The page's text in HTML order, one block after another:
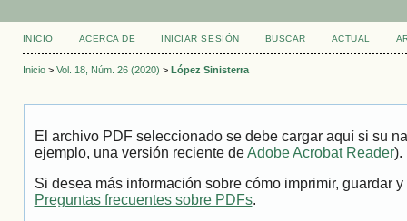
INICIO ACERCA DE INICIAR SESIÓN BUSCAR ACTUAL
Inicio> Vol. 18, Núm. 26 (2020) > López Sinisterra
El archivo PDF seleccionado se debe cargar aquí si su
ejemplo, una versión reciente deAdobe Acrobat Reader).
Si desea más información sobre cómo imprimir, guardar
Preguntas frecuentes sobre PDFs.